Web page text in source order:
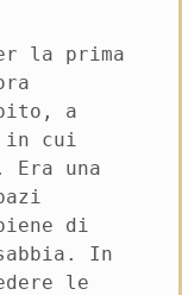
la prima
a
in cui
Era una
di
In
le